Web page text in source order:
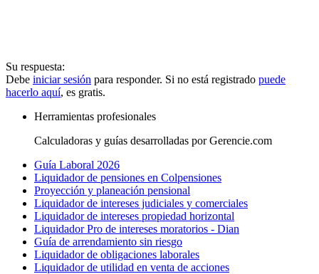
Su respuesta:
Debe iniciar sesión para responder. Si no está registrado puede
hacerlo aquí, es gratis.
Herramientas profesionales
Calculadoras y guías desarrolladas por Gerencie.com
Guía Laboral 2026
Liquidador de pensiones en Colpensiones
Proyección y planeación pensional
Liquidador de intereses judiciales y comerciales
Liquidador de intereses propiedad horizontal
Liquidador Pro de intereses moratorios - Dian
Guía de arrendamiento sin riesgo
Liquidador de obligaciones laborales
Liquidador de utilidad en venta de acciones